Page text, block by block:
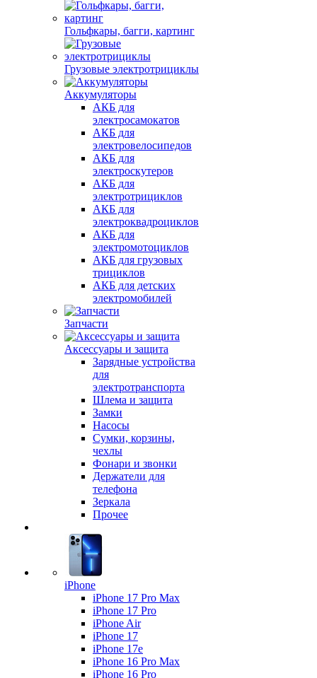
Гольфкары, багги, картинг
Грузовые электротрициклы
Аккумуляторы
АКБ для
электросамокатов
АКБ для
электровелосипедов
АКБ для
электроскутеров
АКБ для
электротрициклов
АКБ для
электроквадроциклов
АКБ для
электромотоциклов
АКБ для грузовых
трициклов
АКБ для детских
электромобилей
Запчасти
Аксессуары и защита
Зарядные устройства
для
электротранспорта
Шлема и защита
Замки
Насосы
Сумки, корзины,
чехлы
Фонари и звонки
Держатели для
телефона
Зеркала
Прочее
iPhone
iPhone 17 Pro Max
iPhone 17 Pro
iPhone Air
iPhone 17
iPhone 17e
iPhone 16 Pro Max
iPhone 16 Pro